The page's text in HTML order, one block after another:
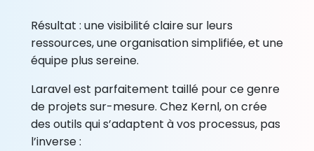
Résultat : une visibilité claire sur leurs
ressources, une organisation simplifiée, et une
équipe plus sereine.
Laravel est parfaitement taillé pour ce genre
de projets sur-mesure. Chez Kernl, on crée
des outils qui s’adaptent à vos processus, pas
l’inverse :